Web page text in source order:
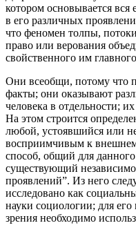
котором основывается вся
в его различных
что феномен толпы,
право или верования
свойственного им
Они всеобщи, потому что
факты; они оказывают
человека в отдельности;
На этом строится
любой, устоявшийся или
восприимчивым к
способ, общий для
существующий
проявлений”. Из него
исследовано как
науки социологии; для
зрения необходимо